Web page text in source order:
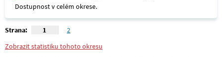
Dostupnost v celém okrese.
Strana: 1
2
Zobrazit statistiku tohoto okresu